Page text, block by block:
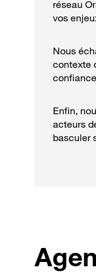
réseau
vos
Nous
contexte
Enfin,
acteurs
basculer